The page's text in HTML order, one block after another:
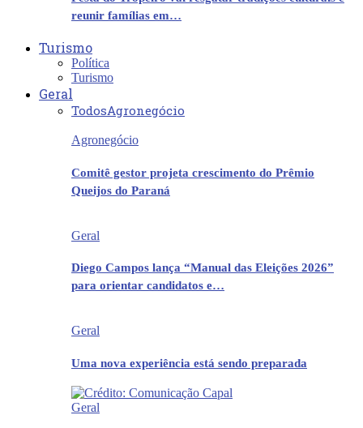
reunir famílias em…
Turismo
Política
Turismo
Geral
TodosAgronegócio
Agronegócio
Comitê gestor projeta crescimento do Prêmio
Queijos do Paraná
Geral
Diego Campos lança “Manual das Eleições 2026”
para orientar candidatos e…
Geral
Uma nova experiência está sendo preparada
Geral